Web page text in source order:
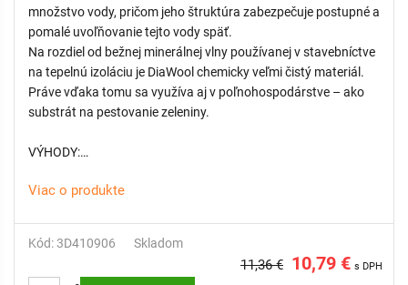
množstvo vody, pričom jeho štruktúra zabezpečuje postupné a
pomalé uvoľňovanie tejto vody späť.
Na rozdiel od bežnej minerálnej vlny používanej v stavebníctve
na tepelnú izoláciu je DiaWool chemicky veľmi čistý materiál.
Práve vďaka tomu sa využíva aj v poľnohospodárstve – ako
substrát na pestovanie zeleniny.
VÝHODY:
Úsporná doprava a jednoduchá manipulácia s materiálom
Výborné vlastnosti na pohlcovanie hluku
Viac o produkte
Kód: 3D410906 Skladom
11,36 € 10,79 € s DPH